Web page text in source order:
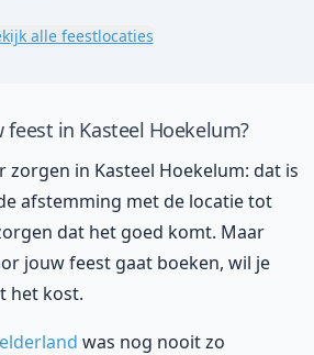
alle feestlocaties
feest in Kasteel Hoekelum?
zorgen in Kasteel Hoekelum: dat is
afstemming met de locatie tot
dat het goed komt. Maar
jouw feest gaat boeken, wil je
het kost.
was nog nooit zo